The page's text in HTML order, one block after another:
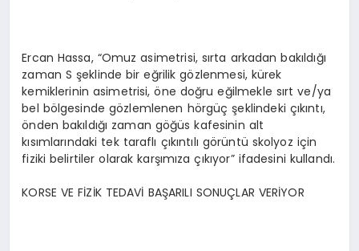
Ercan Hassa, “Omuz asimetrisi, sırta arkadan bakıldığı
zaman S şeklinde bir eğrilik gözlenmesi, kürek
kemiklerinin asimetrisi, öne doğru eğilmekle sırt ve/ya
bel bölgesinde gözlemlenen hörgüç şeklindeki çıkıntı,
önden bakıldığı zaman göğüs kafesinin alt
kısımlarındaki tek taraflı çıkıntılı görüntü skolyoz için
fiziki belirtiler olarak karşımıza çıkıyor” ifadesini kullandı.
KORSE VE FİZİK TEDAVİ BAŞARILI SONUÇLAR VERİYOR